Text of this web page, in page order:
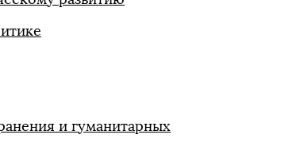
и гуманитарных